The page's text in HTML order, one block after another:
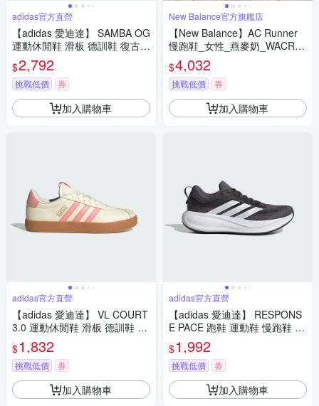
adidas官方直營
【adidas 愛迪達】 SAMBA OG
運動休閒鞋 滑板 德訓鞋 復古
女鞋 - Originals IH4003
$2,792
挑戰低價 券
加入購物車
adidas官方直營
【adidas 愛迪達】 VL COURT
3.0 運動休閒鞋 滑板 德訓鞋 復
古 女鞋 KI4576
$1,832
挑戰低價 券
加入購物車
New Balance官方旗艦店
【New Balance】AC Runner
慢跑鞋_女性_燕麥奶_WACR18
95-D楦
$4,032
挑戰低價 券
加入購物車
adidas官方直營
【adidas 愛迪達】 RESPONS
E PACE 跑鞋 運動鞋 慢跑鞋 女
鞋 KJ1779
$1,992
挑戰低價 券
加入購物車